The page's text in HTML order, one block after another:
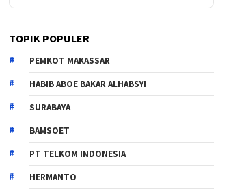
TOPIK POPULER
PEMKOT MAKASSAR
HABIB ABOE BAKAR ALHABSYI
SURABAYA
BAMSOET
PT TELKOM INDONESIA
HERMANTO